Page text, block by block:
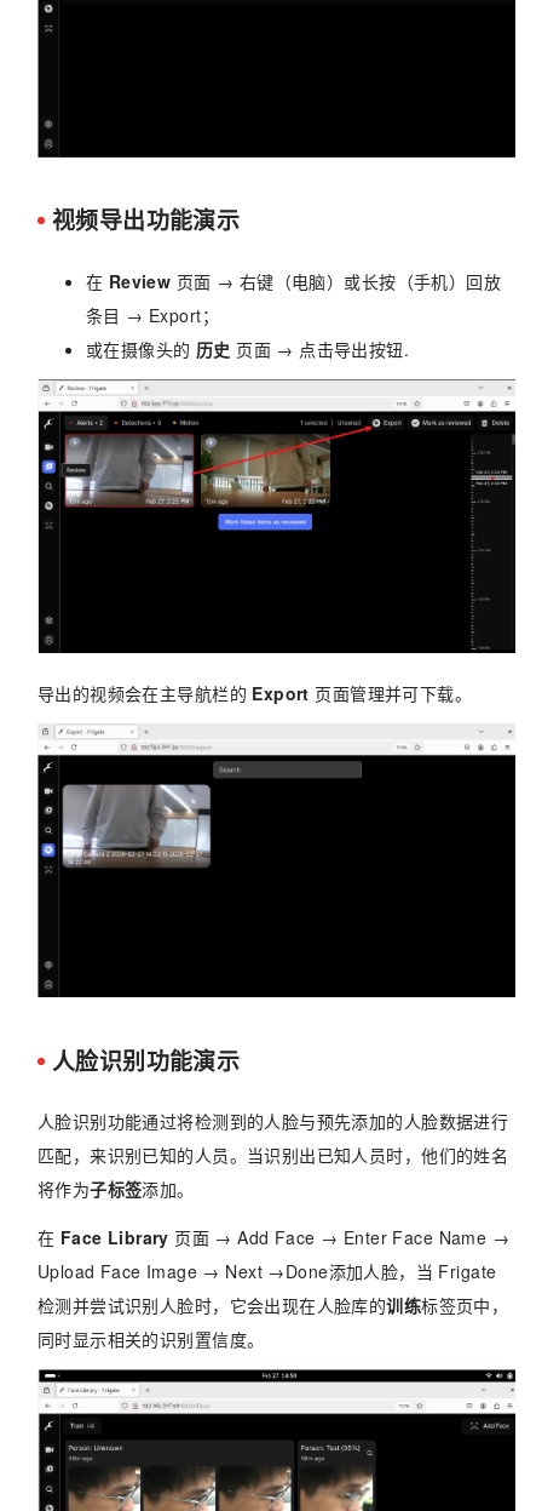
视频导出功能演示
在 Review 页面 → 右键（电脑）或长按（手机）回放
条目 → Export；
或在摄像头的 历史 页面 → 点击导出按钮.
导出的视频会在主导航栏的 Export 页面管理并可下载。
人脸识别功能演示
人脸识别功能通过将检测到的人脸与预先添加的人脸数据进行
匹配，来识别已知的人员。当识别出已知人员时，他们的姓名
将作为子标签添加。
在 Face Library 页面 → Add Face → Enter Face Name →
Upload Face Image → Next →Done添加人脸，当 Frigate
检测并尝试识别人脸时，它会出现在人脸库的训练标签页中，
同时显示相关的识别置信度。